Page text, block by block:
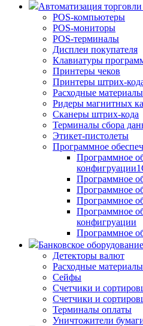
Автоматизация
POS-компьютеры
POS-мониторы
POS-терминалы
Дисплеи покупателя
Клавиатуры
Принтеры чеков
Принтеры штрих-
Расходные
Ридеры магнитных
Сканеры штрих-кода
Терминалы сбора
Этикет-пистолеты
Программное
Программное
Программное
Программное
Программное
Программное
конфигруации
Программное
Банковское оборудование
Детекторы валют
Расходные
Сейфы
Счетчики и
Счетчики и
Терминалы оплаты
Уничтожители